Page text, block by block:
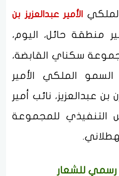
الأمير عبدالعزيز بن
منطقة حائل، اليوم،
سكناي القابضة،
الملكي الأمير
عبدالعزيز، نائب أمير
التنفيذي للمجموعة
رسمي للشعار